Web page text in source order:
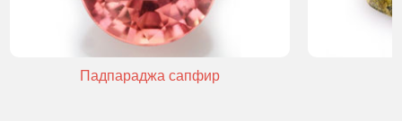
Падпараджа сапфир